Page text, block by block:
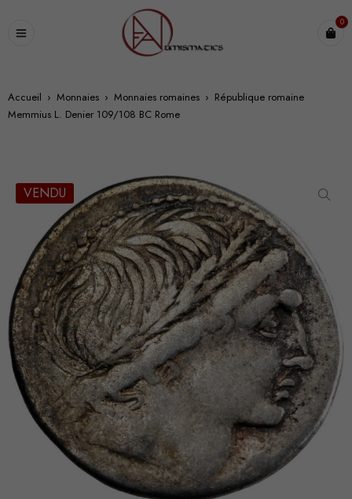
0
Accueil › Monnaies › Monnaies romaines › République romaine
Memmius L. Denier 109/108 BC Rome
VENDU